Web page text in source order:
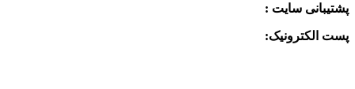
پشتیبانی سایت :
پست الکترونیک: